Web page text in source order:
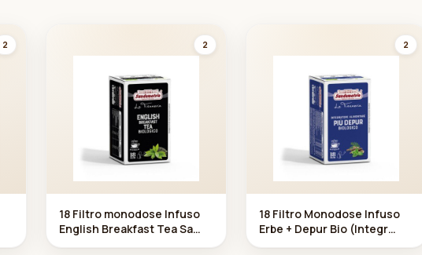
2 2
18 Filtro monodose Infuso
English Breakfast Tea Sa
2
18 Filtro Monodose Infuso
Erbe + Depur Bio (Integr